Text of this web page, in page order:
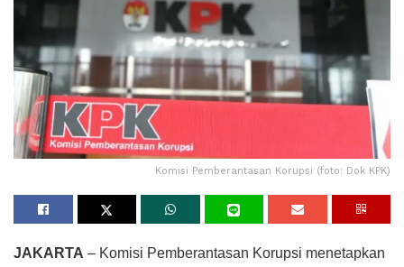
Komisi Pemberantasan Korupsi (foto: Dok KPK)
JAKARTA – Komisi Pemberantasan Korupsi menetapkan